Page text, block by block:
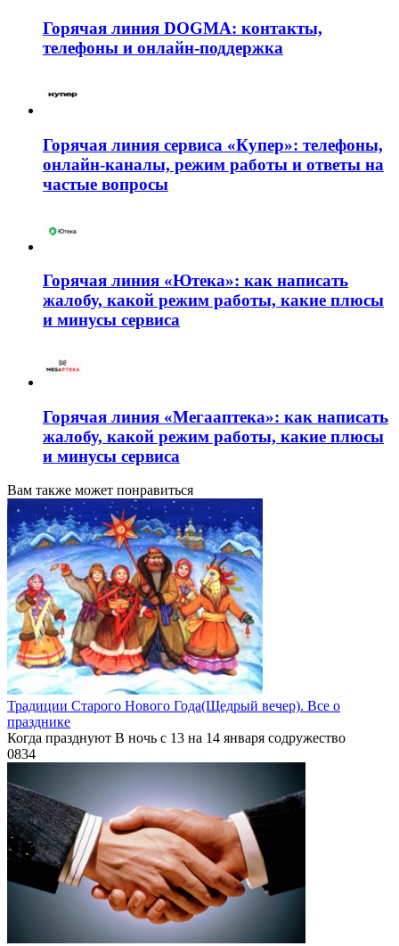
Горячая линия DOGMA: контакты,
телефоны и онлайн-поддержка
Горячая линия сервиса «Купер»: телефоны,
онлайн-каналы, режим работы и ответы на
частые вопросы
Горячая линия «Ютека»: как написать
жалобу, какой режим работы, какие плюсы
и минусы сервиса
Горячая линия «Мегааптека»: как написать
жалобу, какой режим работы, какие плюсы
и минусы сервиса
Вам также может понравиться
Традиции Старого Нового Года(Щедрый вечер). Все о
празднике
Когда празднуют В ночь с 13 на 14 января содружество
0834